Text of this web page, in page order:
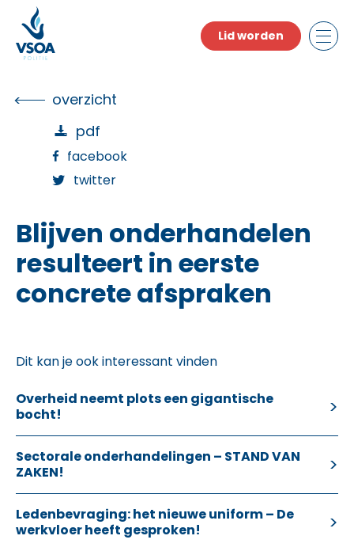
the
content
Lid worden
overzicht
pdf
facebook
twitter
Blijven onderhandelen
resulteert in eerste
concrete afspraken
Dit kan je ook interessant vinden
Overheid neemt plots een gigantische
bocht!
Sectorale onderhandelingen – STAND VAN
ZAKEN!
Ledenbevraging: het nieuwe uniform – De
werkvloer heeft gesproken!